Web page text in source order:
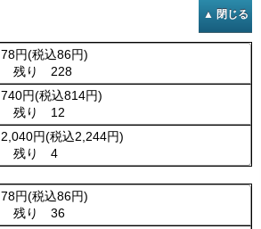
78円(税込86円)
残り 228
740円(税込814円)
残り 12
2,040円(税込2,244円)
残り 4
78円(税込86円)
残り 36